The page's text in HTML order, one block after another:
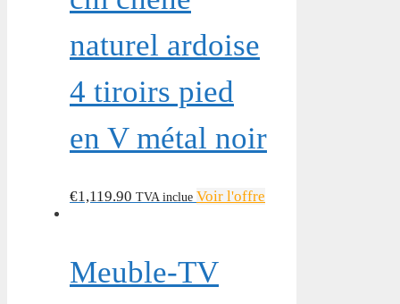
naturel ardoise
4 tiroirs pied
en V métal noir
€1,119.90 TVA inclue Voir l'offre
Meuble-TV